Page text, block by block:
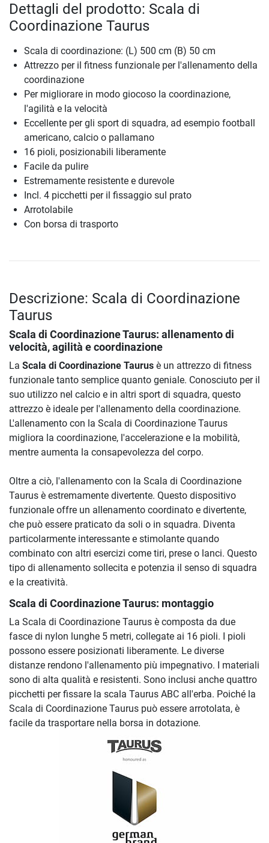
Dettagli del prodotto: Scala di
Coordinazione Taurus
Scala di coordinazione: (L) 500 cm (B) 50 cm
Attrezzo per il fitness funzionale per l'allenamento della
coordinazione
Per migliorare in modo giocoso la coordinazione,
l'agilità e la velocità
Eccellente per gli sport di squadra, ad esempio football
americano, calcio o pallamano
16 pioli, posizionabili liberamente
Facile da pulire
Estremamente resistente e durevole
Incl. 4 picchetti per il fissaggio sul prato
Arrotolabile
Con borsa di trasporto
Descrizione: Scala di Coordinazione
Taurus
Scala di Coordinazione Taurus: allenamento di
velocità, agilità e coordinazione
La Scala di Coordinazione Taurus è un attrezzo di fitness
funzionale tanto semplice quanto geniale. Conosciuto per il
suo utilizzo nel calcio e in altri sport di squadra, questo
attrezzo è ideale per l'allenamento della coordinazione.
L'allenamento con la Scala di Coordinazione Taurus
migliora la coordinazione, l'accelerazione e la mobilità,
mentre aumenta la consapevolezza del corpo.
Oltre a ciò, l'allenamento con la Scala di Coordinazione
Taurus è estremamente divertente. Questo dispositivo
funzionale offre un allenamento coordinato e divertente,
che può essere praticato da soli o in squadra. Diventa
particolarmente interessante e stimolante quando
combinato con altri esercizi come tiri, prese o lanci. Questo
tipo di allenamento sollecita e potenzia il senso di squadra
e la creatività.
Scala di Coordinazione Taurus: montaggio
La Scala di Coordinazione Taurus è composta da due
fasce di nylon lunghe 5 metri, collegate ai 16 pioli. I pioli
possono essere posizionati liberamente. Le diverse
distanze rendono l'allenamento più impegnativo. I materiali
sono di alta qualità e resistenti. Sono inclusi anche quattro
picchetti per fissare la scala Taurus ABC all'erba. Poiché la
Scala di Coordinazione Taurus può essere arrotolata, è
facile da trasportare nella borsa in dotazione.